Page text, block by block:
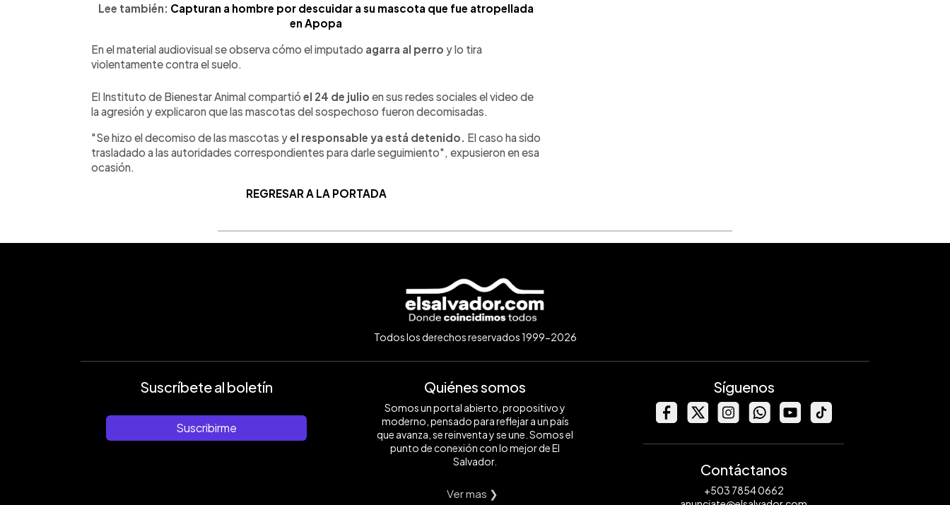
Lee también: Capturan a hombre por descuidar a su mascota que fue atropellada
en Apopa
En el material audiovisual se observa cómo el imputado agarra al perro y lo tira
violentamente contra el suelo.
El Instituto de Bienestar Animal compartió el 24 de julio en sus redes sociales el video de
la agresión y explicaron que las mascotas del sospechoso fueron decomisadas.
"Se hizo el decomiso de las mascotas yel responsable ya está detenido. El caso ha sido
trasladado a las autoridades correspondientes para darle seguimiento", expusieron en esa
ocasión.
REGRESAR A LA PORTADA
Todos los derechos reservados 1999-2026
Suscríbete al boletín
Suscribirme
Quiénes somos
Somos un portal abierto, propositivo y
moderno, pensado para reflejar a un país
que avanza, se reinventa y se une. Somos el
punto de conexión con lo mejor de El
Salvador.
Ver mas ❯
Síguenos
Contáctanos
+503 7854 0662